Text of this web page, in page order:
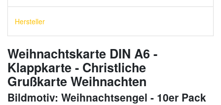
Hersteller
Weihnachtskarte DIN A6 -
Klappkarte - Christliche
Grußkarte Weihnachten
Bildmotiv: Weihnachtsengel - 10er Pack